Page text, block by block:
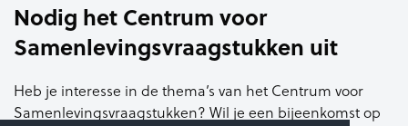
Nodig het Centrum voor
Samenlevingsvraagstukken uit
Heb je interesse in de thema’s van het Centrum voor
Samenlevingsvraagstukken? Wil je een bijeenkomst op